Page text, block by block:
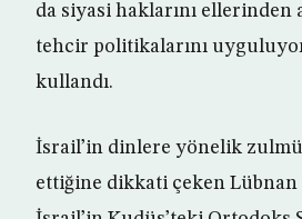
da siyasi haklarını ellerinden
tehcir politikalarını
kullandı.
İsrail’in dinlere yönelik
ettiğine dikkati çeken Lübnan